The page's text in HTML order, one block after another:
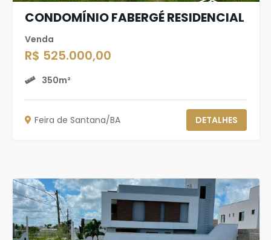
CONDOMÍNIO FABERGÉ RESIDENCIAL
Venda
R$ 525.000,00
350m²
Feira de Santana/BA DETALHES